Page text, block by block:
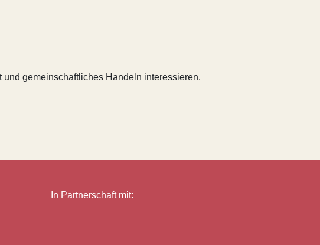
gemeinschaftliches Handeln interessieren.
In Partnerschaft mit: